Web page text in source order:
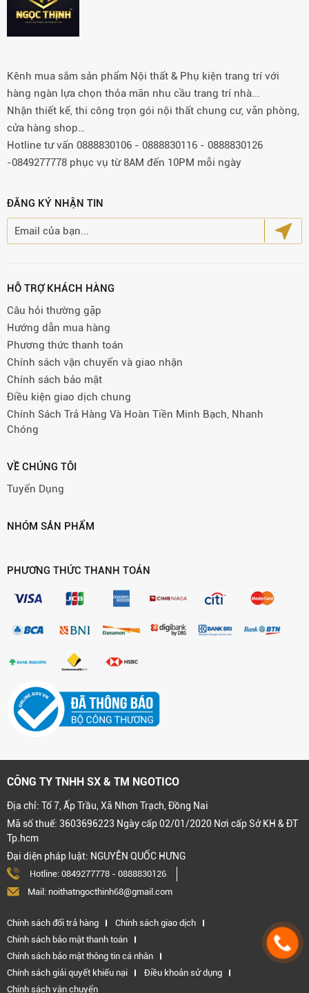
Kênh mua sắm sản phẩm Nội thất & Phụ kiện trang trí với
hàng ngàn lựa chọn thỏa mãn nhu cầu trang trí nhà...
Nhận thiết kế, thi công trọn gói nội thất chung cư, văn phòng,
cửa hàng shop…
Hotline tư vấn 0888830106 - 0888830116 - 0888830126
-0849277778 phục vụ từ 8AM đến 10PM mỗi ngày
ĐĂNG KÝ NHẬN TIN
HỖ TRỢ KHÁCH HÀNG
Câu hỏi thường gặp
Hướng dẫn mua hàng
Phương thức thanh toán
Chính sách vận chuyển và giao nhận
Chính sách bảo mật
Điều kiện giao dịch chung
Chính Sách Trả Hàng Và Hoàn Tiền Minh Bạch, Nhanh
Chóng
VỀ CHÚNG TÔI
Tuyển Dụng
NHÓM SẢN PHẨM
PHƯƠNG THỨC THANH TOÁN
CÔNG TY TNHH SX & TM NGOTICO
Địa chỉ: Tổ 7, Ấp Trầu, Xã Nhơn Trạch, Đồng Nai
Mã số thuế: 3603696223 Ngày cấp 02/01/2020 Nơi cấp Sở KH & ĐT
Tp.hcm
Đại diện pháp luật: NGUYỄN QUỐC HƯNG
Hotline: 0849277778 - 0888830126
Mail: noithatngocthinh68@gmail.com
Chính sách đổi trả hàng
Chính sách giao dịch
Chính sách bảo mật thanh toán
Chính sách bảo mật thông tin cá nhân
Chính sách giải quyết khiếu nại
Điều khoản sử dụng
Chính sách vận chuyển